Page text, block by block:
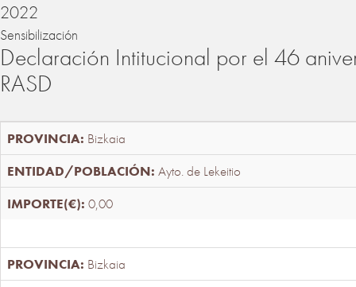
2022
Sensibilización
Declaración Intitucional por el 46
RASD
Bizkaia
Ayto. de Lekeitio
0,00
Bizkaia